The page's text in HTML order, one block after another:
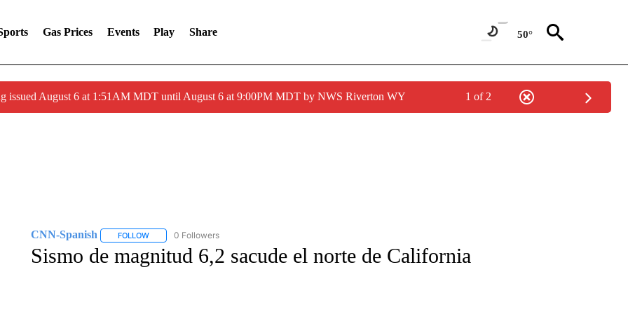
Gas Prices Events Play Share 50°
issued August 6 at 1:51AM MDT until August 6 at 9:00PM MDT by NWS Riverton WY 1 of 2
CNN-Spanish FOLLOWFOLLOW "CNN-SPANISH" TO RECEIVE NOTIFICATIONS ABOUT NEW PAGES ON "CNN-SPANISH".
0 Followers
Sismo de magnitud 6,2 sacude el norte de California